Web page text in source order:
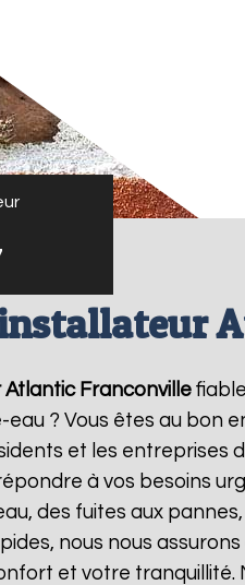
Atlantic Franconville
? Vous êtes au bon
et les entreprises
à vos besoins
des fuites aux
nous nous
et votre